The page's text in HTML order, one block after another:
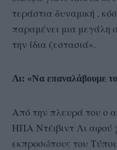
τεράστια δυναμική ,
παραμένει μια μεγάλη
την ίδια ζεστασιά».
Λι: «Να επαναλάβουμε
Από την πλευρά του ο
ΗΠΑ Ντέιβιντ Λι αφού
εκπροσώπους του